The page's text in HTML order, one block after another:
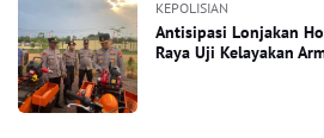
KEPOLISIAN
Antisipasi Lonjakan
Raya Uji Kelayakan